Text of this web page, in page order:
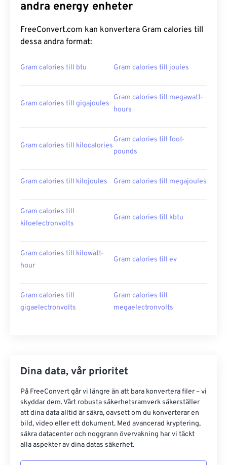
andra energy enheter
FreeConvert.com kan konvertera Gram calories till
dessa andra format:
Gram calories till btu Gram calories till joules
Gram calories till gigajoules
Gram calories till megawatt-
hours
Gram calories till kilocalories
Gram calories till foot-
pounds
Gram calories till kilojoules Gram calories till megajoules
Gram calories till
kiloelectronvolts
Gram calories till kbtu
Gram calories till kilowatt-
hour
Gram calories till ev
Gram calories till
gigaelectronvolts
Gram calories till
megaelectronvolts
Dina data, vår prioritet
På FreeConvert går vi längre än att bara konvertera filer – vi
skyddar dem. Vårt robusta säkerhetsramverk säkerställer
att dina data alltid är säkra, oavsett om du konverterar en
bild, video eller ett dokument. Med avancerad kryptering,
säkra datacenter och noggrann övervakning har vi täckt
alla aspekter av dina datas säkerhet.